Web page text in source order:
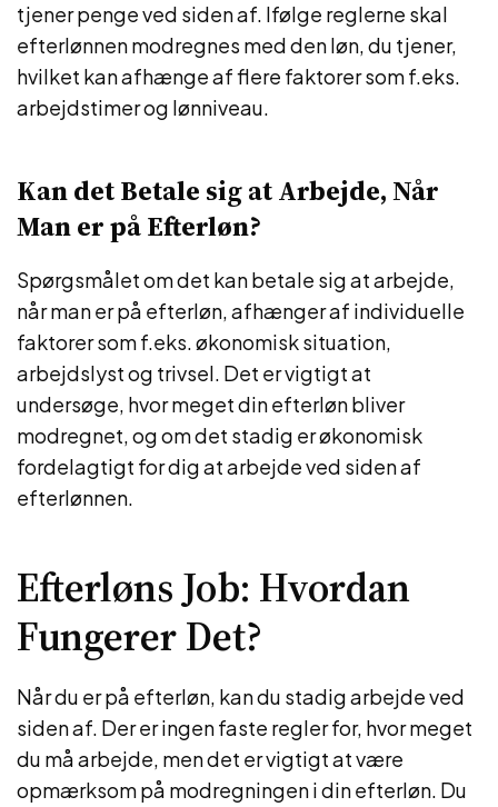
tjener penge ved siden af. Ifølge reglerne skal
efterlønnen modregnes med den løn, du tjener,
hvilket kan afhænge af flere faktorer som f.eks.
arbejdstimer og lønniveau.
Kan det Betale sig at Arbejde, Når
Man er på Efterløn?
Spørgsmålet om det kan betale sig at arbejde,
når man er på efterløn, afhænger af individuelle
faktorer som f.eks. økonomisk situation,
arbejdslyst og trivsel. Det er vigtigt at
undersøge, hvor meget din efterløn bliver
modregnet, og om det stadig er økonomisk
fordelagtigt for dig at arbejde ved siden af
efterlønnen.
Efterløns Job: Hvordan
Fungerer Det?
Når du er på efterløn, kan du stadig arbejde ved
siden af. Der er ingen faste regler for, hvor meget
du må arbejde, men det er vigtigt at være
opmærksom på modregningen i din efterløn. Du